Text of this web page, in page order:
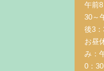
午前
30～
後3
お昼
み：
0：